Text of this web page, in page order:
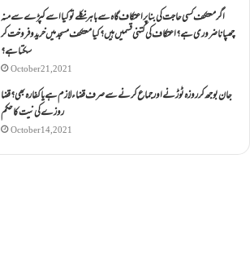
اگر معتکف کسی حاجت کی بنا پر اعتکاف گاہ سے باہر نکلے تو کیا اسے کپڑے سے منہ
چھپانا ضروری ہے؟اعتکاف کی کتنی قسمیں ہیں؟کیا معتکف مسجد میں خرید و فروخت کر
سکتا ہے؟
October 21, 2021
جان بوجھ کر روزہ ٹوڑنے اور جماع کرنے سے صرف قضاء لازم ہے یا کفارہ بھی؟ قضا
روزے کی نیت کا حکم
October 14, 2021